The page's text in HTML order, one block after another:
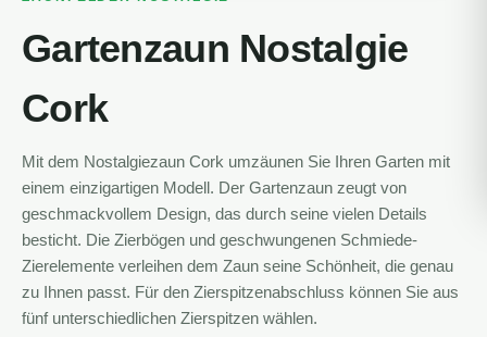
Gartenzaun Nostalgie
Cork
Mit dem Nostalgiezaun Cork umzäunen Sie Ihren Garten mit
einem einzigartigen Modell. Der Gartenzaun zeugt von
geschmackvollem Design, das durch seine vielen Details
besticht. Die Zierbögen und geschwungenen Schmiede-
Zierelemente verleihen dem Zaun seine Schönheit, die genau
zu Ihnen passt. Für den Zierspitzenabschluss können Sie aus
fünf unterschiedlichen Zierspitzen wählen.